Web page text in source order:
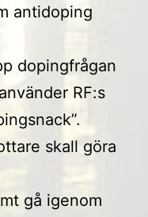
antidoping
dopingfrågan
RF:s
skall göra
gå igenom